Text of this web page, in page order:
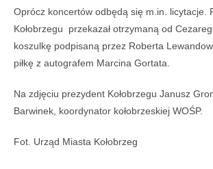
Oprócz koncertów odbędą się m.in. licytacje.
Kołobrzegu przekazał otrzymaną od
koszulkę podpisaną przez Roberta
piłkę z autografem Marcina Gortata.
Na zdjęciu prezydent Kołobrzegu Janusz
Barwinek, koordynator kołobrzeskiej WOŚP.
Fot. Urząd Miasta Kołobrzeg